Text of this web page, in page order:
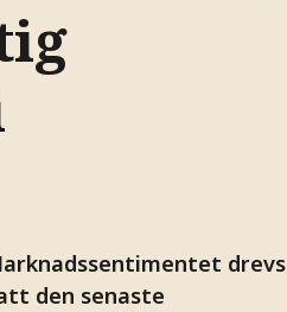
drevs
den senaste